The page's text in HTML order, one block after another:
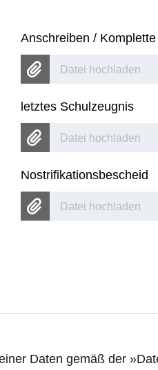
Anschreiben /
Datei hochladen
letztes Schulzeugnis
Datei hochladen
Nostrifikationsbescheid
Datei hochladen
Daten gemäß der